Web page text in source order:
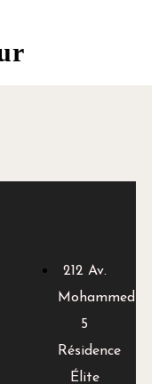
212 Av.
Mohammed
5
Résidence
Élite